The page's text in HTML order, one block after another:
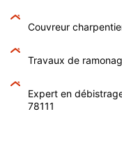
Couvreur
Travaux de
Expert en
78111